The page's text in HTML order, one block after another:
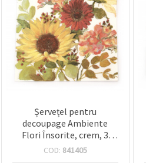
Șervețel pentru
decoupage Ambiente
Flori Însorite, crem, 3
straturi, 33x33 cm – 1
COD: 841405